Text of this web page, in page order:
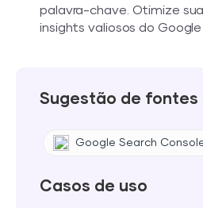
palavra-chave. Otimize
insights valiosos do Google
Sugestão de fontes
Google Search
Casos de uso